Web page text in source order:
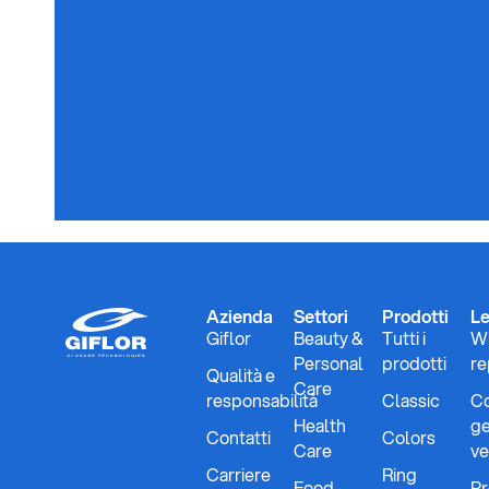
Azienda
Giflor
Qualità e
responsabilità
Contatti
Carriere
Settori
Beauty &
Personal
Care
Health
Care
Prodotti
Tutti i
prodotti
Classic
Colors
Ring